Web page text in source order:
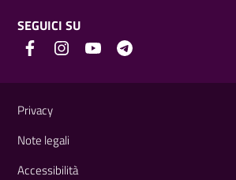
SEGUICI SU
Privacy
Note legali
Accessibilità